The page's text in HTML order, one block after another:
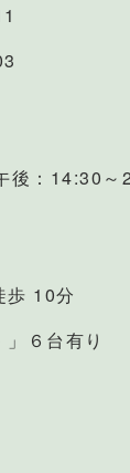
：14:30～
歩 10分
６台有り